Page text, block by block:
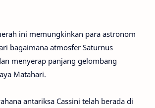
ini memungkinkan para astronom
bagaimana atmosfer Saturnus
menyerap panjang gelombang
Matahari.
antariksa Cassini telah berada di